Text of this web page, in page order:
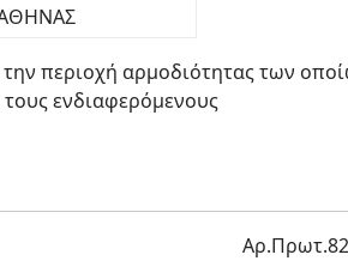
περιοχή αρμοδιότητας των
ενδιαφερόμενους